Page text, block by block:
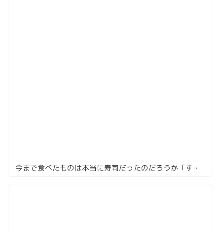
今まで食べたものは本当に寿司だったのだろうか「すし通」